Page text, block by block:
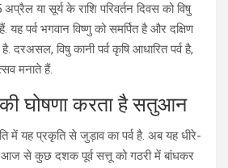
या सूर्य के राशि परिवर्तन दिवस को विषु
यह पर्व भगवान विष्णु को समर्पित है और दक्षिण
दरअसल, विषु कानी पर्व कृषि आधारित पर्व है,
मनाते हैं.
घोषणा करता है सतुआन
में यह प्रकृति से जुड़ाव का पर्व है. अब यह धीरे-
आज से कुछ दशक पूर्व सत्तू को गठरी में बांधकर